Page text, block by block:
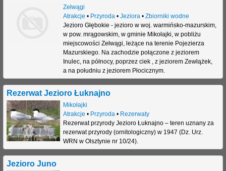
Zełwągi
Atrakcje • Przyroda • Jeziora • Zbiorniki wodne
Jezioro Głębokie - jezioro w woj. warmińsko-mazurskim,
w pow. mrągowskim, w gminie Mikołajki, w pobliżu
miejscowości Zełwągi, leżące na terenie Pojezierza
Mazurskiego. Na zachodzie połączone z jeziorem
Inulec, na północy, poprzez ciek , z jeziorem Zewłążek,
a na południu z jeziorem Płocicznym.
Rezerwat Jezioro Łuknajno
Mikołajki
Atrakcje • Przyroda • Rezerwaty
Rezerwat przyrody Jezioro Łuknajno – teren uznany za
rezerwat przyrody (ornitologiczny) w 1947 (Dz. Urz.
WRN w Olsztynie nr 10/24).
Jezioro Juno